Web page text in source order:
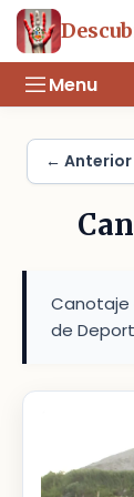
Menu
← Anterior
Canotaje
de